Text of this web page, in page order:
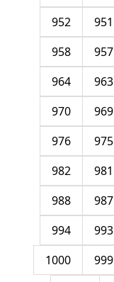
951
952
957
958
963
964
969
970
975
976
981
982
987
988
993
994
999
1000